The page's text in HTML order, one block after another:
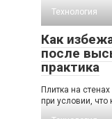
Технология
Как
после
практика
Плитка на
при условии, что